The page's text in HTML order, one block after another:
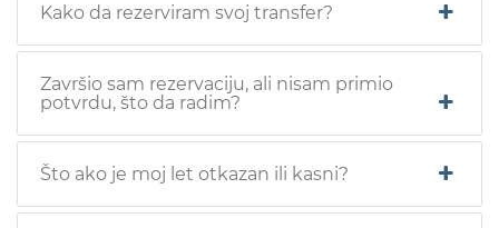
Kako da rezerviram svoj transfer?
Završio sam rezervaciju, ali nisam primio
potvrdu, što da radim?
Što ako je moj let otkazan ili kasni?